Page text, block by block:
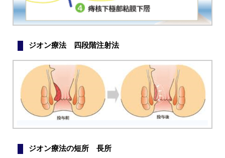
ジオン療法 四段階注射法
ジオン療法の短所 長所